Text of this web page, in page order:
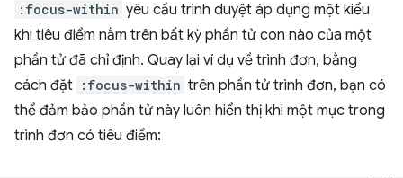
:focus-within yêu cầu trình duyệt áp dụng một kiểu
khi tiêu điểm nằm trên bất kỳ phần tử con nào của một
phần tử đã chỉ định. Quay lại ví dụ về trình đơn, bằng
cách đặt :focus-within trên phần tử trình đơn, bạn có
thể đảm bảo phần tử này luôn hiển thị khi một mục trong
trình đơn có tiêu điểm: